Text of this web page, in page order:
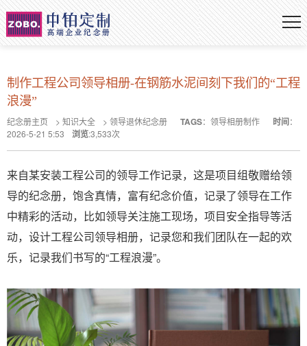
制作工程公司领导相册-在钢筋水泥间刻下我们的“工程
浪漫”
纪念册主页 > 知识大全 > 领导退休纪念册 TAGS： 领导相册制作 时间：
2026-5-21 5:53
浏览:3,533次
来自某安装工程公司的领导工作记录，这是项目组敬赠给领
导的纪念册，饱含真情，富有纪念价值，记录了领导在工作
中精彩的活动，比如领导关注施工现场，项目安全指导等活
动，设计工程公司领导相册，记录您和我们团队在一起的欢
乐，记录我们书写的“工程浪漫”。